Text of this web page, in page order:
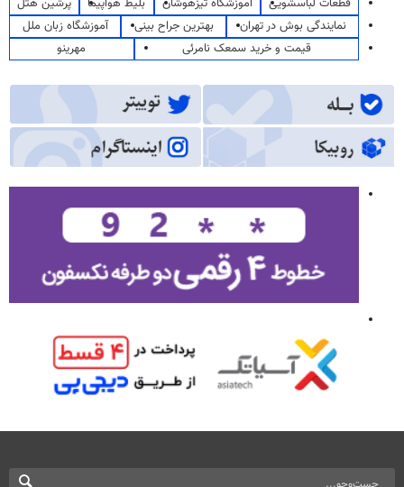
نمایندگی بوش در تهران
بهترین جراح بینی
آموزشگاه زبان ملل
قیمت و خرید سمعک نامرئی
مهرینو